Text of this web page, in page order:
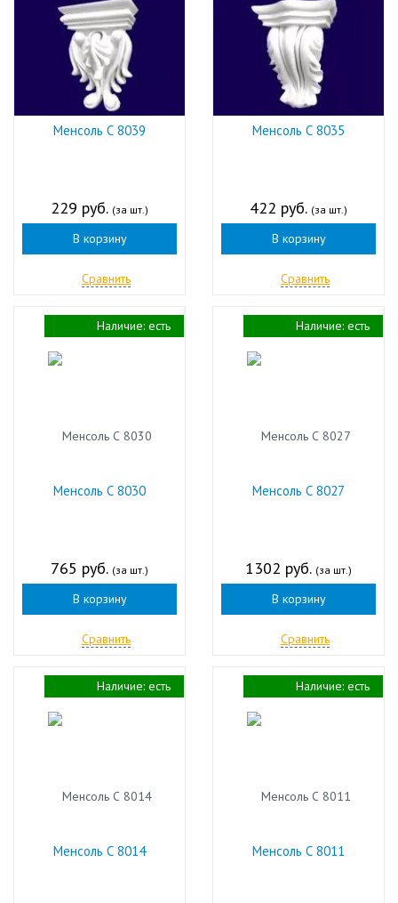
Менсоль С 8039
229 руб. (за шт.)
В корзину
Сравнить
Менсоль С 8035
422 руб. (за шт.)
В корзину
Сравнить
Менсоль С 8030
765 руб. (за шт.)
В корзину
Сравнить
Наличие: есть
Менсоль С 8027
1302 руб. (за шт.)
В корзину
Сравнить
Наличие: есть
Менсоль С 8014
Наличие: есть
Менсоль С 8011
Наличие: есть